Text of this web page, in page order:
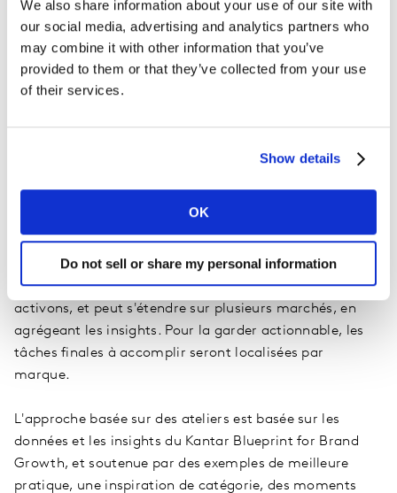
We also share information about your use of our site with
our social media, advertising and analytics partners who
may combine it with other information that you’ve
provided to them or that they’ve collected from your use
of their services.
Show details
OK
Do not sell or share my personal information
Le livrable concret de la Diagnostic Solution est le
potentiel de croissance de la marque identifié, y
compris une feuille de route de croissance de marque
une direction claire sur les initiatives clés et les tâches à
accomplir. Les tâches à accomplir porteront sur le
La Kantar Blueprint Diagnostic Solution commence par
définir clairement la catégorie que nous recherchons et
activons, et peut s'étendre sur plusieurs marchés, en
agrégeant les insights. Pour la garder actionnable, les
tâches finales à accomplir seront localisées par
marque.
L'approche basée sur des ateliers est basée sur les
données et les insights du Kantar Blueprint for Brand
Growth, et soutenue par des exemples de meilleure
pratique, une inspiration de catégorie, des moments